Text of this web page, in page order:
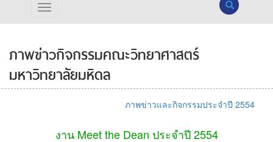
ภาพข่าวกิจกรรมคณะวิทยาศาสตร์
มหาวิทยาลัยมหิดล
ภาพข่าวและกิจกรรมประจำปี 2554
งาน Meet the Dean ประจำปี 2554